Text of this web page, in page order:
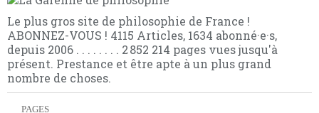
Le plus gros site de philosophie de France !
ABONNEZ-VOUS ! 4115 Articles, 1634 abonné·e·s,
depuis 2006 . . . . . . . . 2 852 214 pages vues jusqu'à
présent. Prestance et être apte à un plus grand
nombre de choses.
PAGES